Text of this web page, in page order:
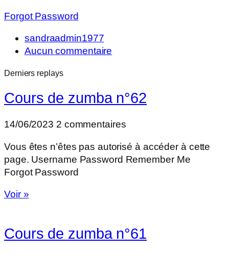
Forgot Password
sandraadmin1977
Aucun commentaire
Derniers replays
Cours de zumba n°62
14/06/2023 2 commentaires
Vous êtes n’êtes pas autorisé à accéder à cette
page. Username Password Remember Me
Forgot Password
Voir »
Cours de zumba n°61